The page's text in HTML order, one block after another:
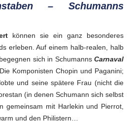
Quer
– Schumanns
können sie ein ganz besonderes
erleben. Auf einem halb-realen, halb
sich in Schumanns Carnaval
Komponisten Chopin und Paganini;
und seine spätere Frau (nicht die
(in denen Schumann sich selbst
gemeinsam mit Harlekin und Pierrot,
und den Philistern…